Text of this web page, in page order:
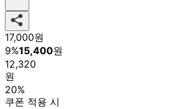
17,000원
9%15,400원
12,320
원
20%
쿠폰 적용 시